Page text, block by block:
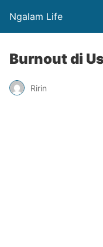
Ngalam Life
Burnout di
Ririn